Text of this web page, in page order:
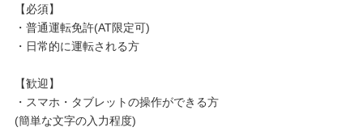
【必須】
・普通運転免許(AT限定可)
・日常的に運転される方
【歓迎】
・スマホ・タブレットの操作ができる方
(簡単な文字の入力程度)